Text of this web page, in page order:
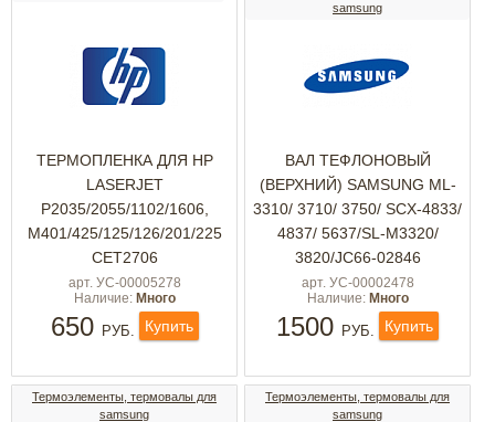
ТЕРМОПЛЕНКА ДЛЯ HP
LASERJET
P2035/2055/1102/1606,
M401/425/125/126/201/225
CET2706
арт. УС-00005278
Наличие: Много
650 РУБ. Купить
samsung
ВАЛ ТЕФЛОНОВЫЙ
(ВЕРХНИЙ) SAMSUNG ML-
3310/ 3710/ 3750/ SCX-4833/
4837/ 5637/SL-M3320/
3820/JC66-02846
арт. УС-00002478
Наличие: Много
1500 РУБ. Купить
Термоэлементы, термовалы для
samsung
Термоэлементы, термовалы для
samsung